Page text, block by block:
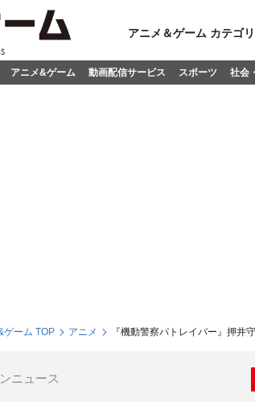
アニメ＆ゲーム カテゴリ
アニメ&ゲーム 動画配信サービス スポーツ 社会
ゲーム TOP アニメ 『機動警察パトレイバー』押井
ニュース